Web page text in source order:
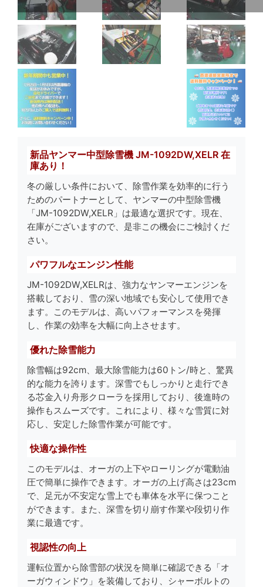
新品ヤンマー中型除雪機 JM-1092DW,XELR 在
庫あり！
冬の厳しい条件において、除雪作業を効率的に行う
ためのパートナーとして、ヤンマーの中型除雪機
「JM-1092DW,XELR」は最適な選択です。現在、
在庫がございますので、是非この機会にご検討くだ
さい。
パワフルなエンジン性能
JM-1092DW,XELRは、強力なヤンマーエンジンを
搭載しており、雪の深い地域でも安心して使用でき
ます。このモデルは、高いパフォーマンスを発揮
し、作業の効率を大幅に向上させます。
優れた除雪能力
除雪幅は92cm、最大除雪能力は60トン/時と、驚異
的な能力を誇ります。深雪でもしっかりと走行でき
る芯金入り舟形クローラを採用しており、後進時の
操作もスムーズです。これにより、様々な雪質に対
応し、安定した除雪作業が可能です。
快適な操作性
このモデルは、オーガの上下やローリングが電動油
圧で簡単に操作できます。オーガの上げ高さは23cm
で、足元が不安定な雪上でも車体を水平に保つこと
ができます。また、深雪を切り崩す作業や段切り作
業に最適です。
視認性の向上
運転位置から除雪部の状況を簡単に確認できる「オ
ーガウィンドウ」を装備しており、シャーボルトの